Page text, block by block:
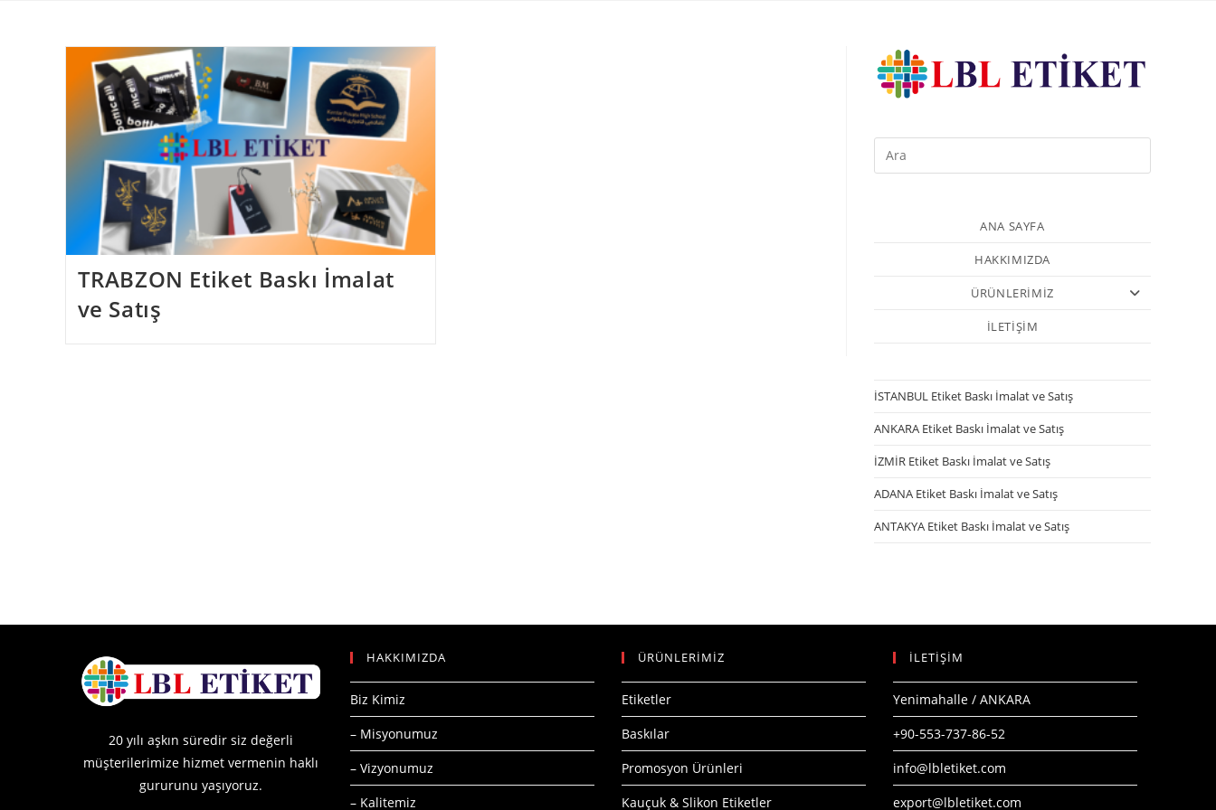
TRABZON Etiket Baskı İmalat
ve Satış
ANA SAYFA
HAKKIMIZDA
ÜRÜNLERİMİZ
İLETİŞİM
İSTANBUL Etiket Baskı İmalat ve Satış
ANKARA Etiket Baskı İmalat ve Satış
İZMİR Etiket Baskı İmalat ve Satış
ADANA Etiket Baskı İmalat ve Satış
ANTAKYA Etiket Baskı İmalat ve Satış
20 yılı aşkın süredir siz değerli
müşterilerimize hizmet vermenin haklı
gururunu yaşıyoruz.
HAKKIMIZDA
Biz Kimiz
– Misyonumuz
– Vizyonumuz
– Kalitemiz
ÜRÜNLERİMİZ
Etiketler
Baskılar
Promosyon Ürünleri
Kauçuk & Slikon Etiketler
İLETİŞİM
Yenimahalle / ANKARA
+90-553-737-86-52
info@lbletiket.com
export@lbletiket.com